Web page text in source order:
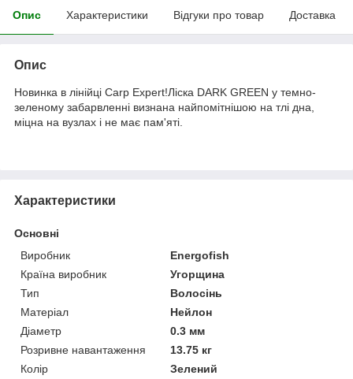
Опис Характеристики Відгуки про товар Доставка
Опис
Новинка в лінійці Carp Expert!Ліска DARK GREEN у темно-
зеленому забарвленні визнана найпомітнішою на тлі дна,
міцна на вузлах і не має пам'яті.
Характеристики
Основні
Виробник
Energofish
Країна виробник
Угорщина
Тип
Волосінь
Матеріал
Нейлон
Діаметр
0.3 мм
Розривне навантаження
13.75 кг
Колір
Зелений